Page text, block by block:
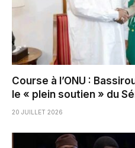
Course à l’ONU :
le « plein soutien » du
20 JUILLET 2026